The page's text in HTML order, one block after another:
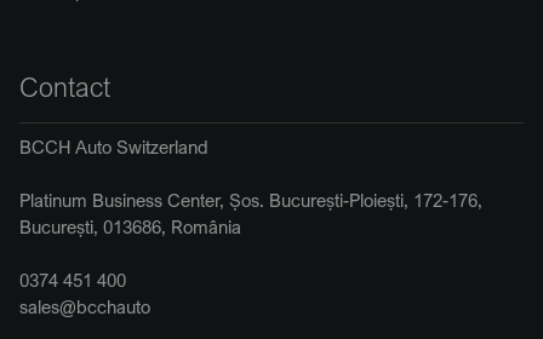
Contact
BCCH Auto Switzerland
Platinum Business Center, Șos. București-Ploiești, 172-176,
București, 013686, România
0374 451 400
sales@bcchauto